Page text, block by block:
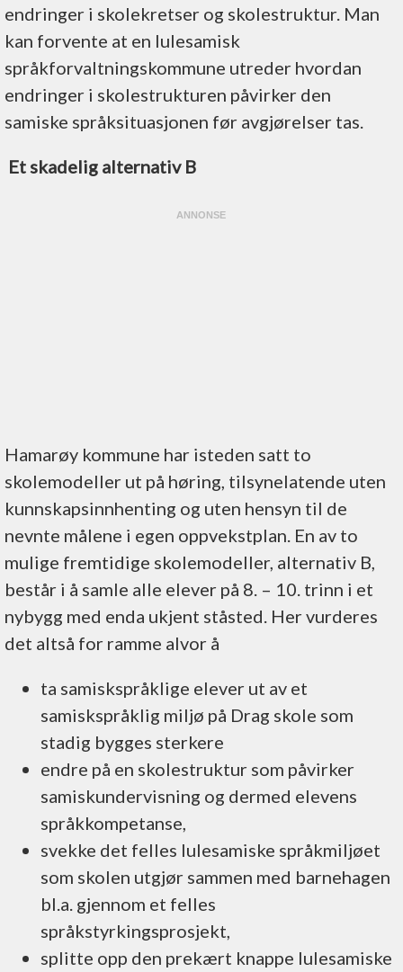
endringer i skolekretser og skolestruktur. Man
kan forvente at en lulesamisk
språkforvaltningskommune utreder hvordan
endringer i skolestrukturen påvirker den
samiske språksituasjonen før avgjørelser tas.
Et skadelig alternativ B
Hamarøy kommune har isteden satt to
skolemodeller ut på høring, tilsynelatende uten
kunnskapsinnhenting og uten hensyn til de
nevnte målene i egen oppvekstplan. En av to
mulige fremtidige skolemodeller, alternativ B,
består i å samle alle elever på 8. – 10. trinn i et
nybygg med enda ukjent ståsted. Her vurderes
det altså for ramme alvor å
ta samiskspråklige elever ut av et
samiskspråklig miljø på Drag skole som
stadig bygges sterkere
endre på en skolestruktur som påvirker
samiskundervisning og dermed elevens
språkkompetanse,
svekke det felles lulesamiske språkmiljøet
som skolen utgjør sammen med barnehagen
bl.a. gjennom et felles
språkstyrkingsprosjekt,
splitte opp den prekært knappe lulesamiske